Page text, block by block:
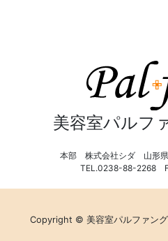
美容室パルフ
本部 株式会社シダ 山形県
TEL.0238-88-2268
Copyright © 美容室パルファン